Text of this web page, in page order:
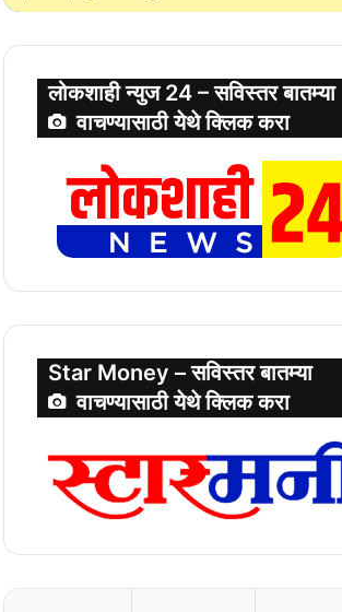
लोकशाही न्युज 24 – सविस्तर बातम्या
वाचण्यासाठी येथे क्लिक करा
Star Money – सविस्तर बातम्या
वाचण्यासाठी येथे क्लिक करा